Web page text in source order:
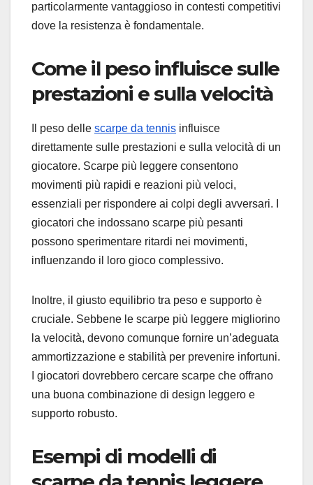
particolarmente vantaggioso in contesti competitivi
dove la resistenza è fondamentale.
Come il peso influisce sulle
prestazioni e sulla velocità
Il peso delle scarpe da tennis influisce
direttamente sulle prestazioni e sulla velocità di un
giocatore. Scarpe più leggere consentono
movimenti più rapidi e reazioni più veloci,
essenziali per rispondere ai colpi degli avversari. I
giocatori che indossano scarpe più pesanti
possono sperimentare ritardi nei movimenti,
influenzando il loro gioco complessivo.
Inoltre, il giusto equilibrio tra peso e supporto è
cruciale. Sebbene le scarpe più leggere migliorino
la velocità, devono comunque fornire un’adeguata
ammortizzazione e stabilità per prevenire infortuni.
I giocatori dovrebbero cercare scarpe che offrano
una buona combinazione di design leggero e
supporto robusto.
Esempi di modelli di